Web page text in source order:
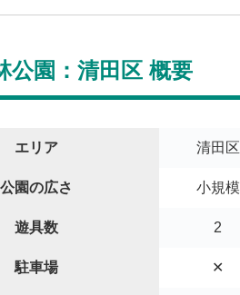
公園：清田区 概要
エリア 清田区
公園の広さ 小規模
遊具数 2
駐車場 ✕